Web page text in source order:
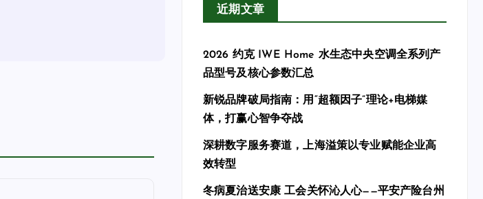
近期文章
2026 约克 IWE Home 水生态中央空调全系列产
品型号及核心参数汇总
新锐品牌破局指南：用“超额因子”理论+电梯媒
体，打赢心智争夺战
深耕数字服务赛道，上海溢策以专业赋能企业高
效转型
冬病夏治送安康 工会关怀沁人心——平安产险台州